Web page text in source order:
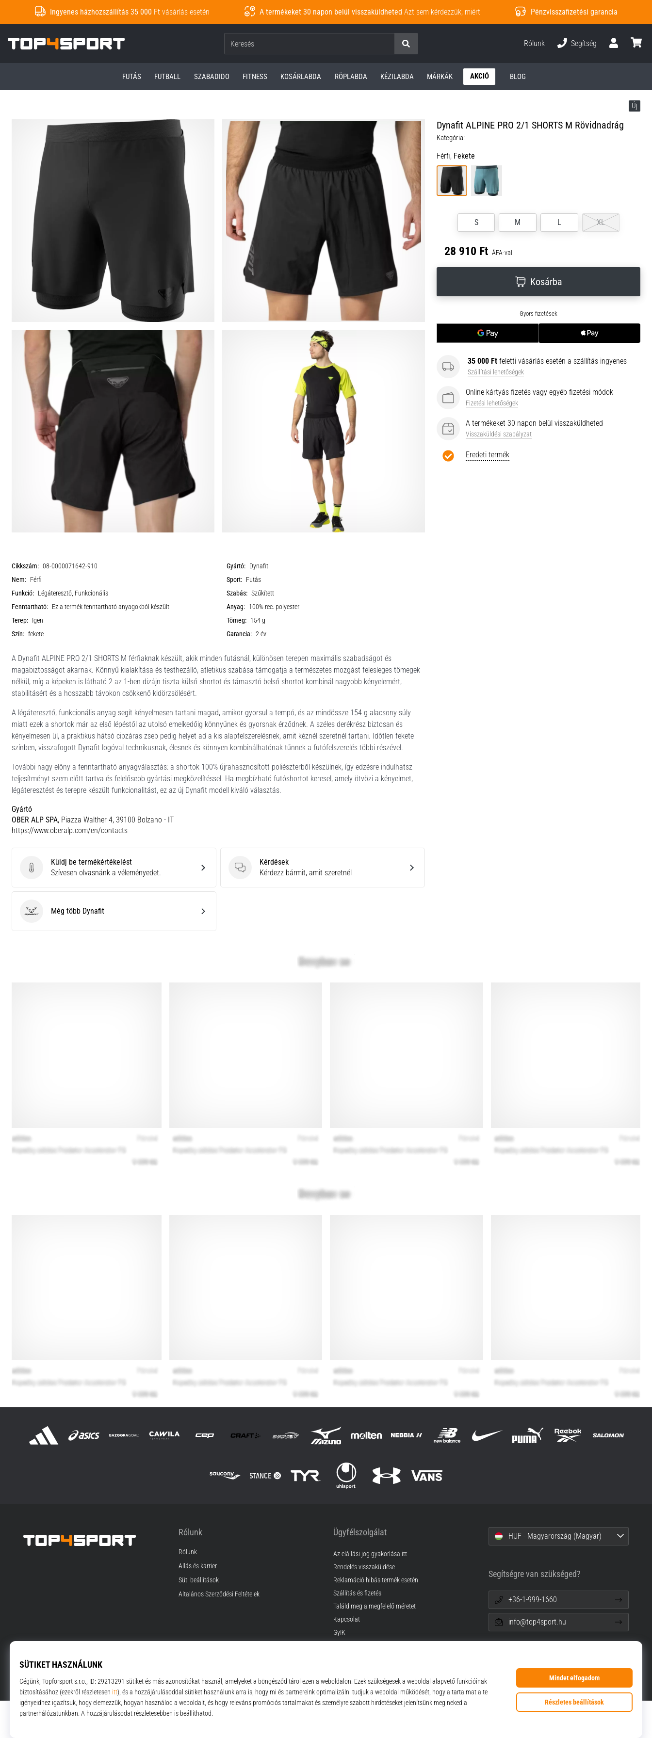
Ingyenes házhozszállítás 35 000 Ft vásárlás esetén A termékeket 30 napon belül visszaküldheted Azt sem kérdezzük, miért Pénzvisszafizetési garancia
Top4Sport.hu
Keresés
Rólunk
Segítség
FUTÁS FUTBALL SZABADIDO FITNESS KOSÁRLABDA RÖPLABDA KÉZILABDA MÁRKÁK AKCIÓ BLOG
Új
Dynafit ALPINE PRO 2/1 SHORTS M Rövidnadrág
Kategória:
Férfi, Fekete
S M L XL
28 910 Ft ÁFA-val
Kosárba
35 000 Ft feletti vásárlás esetén a szállítás ingyenes
Szállítási lehetőségek
Online kártyás fizetés vagy egyéb fizetési módok
Fizetési lehetőségek
A termékeket 30 napon belül visszaküldheted
Visszaküldési szabályzat
Eredeti termék
Cikkszám: 08-0000071642-910 Gyártó: Dynafit
Nem: Férfi Sport: Futás
Funkció: Légáteresztő, Funkcionális Szabás: Szűkített
Fenntartható: Ez a termék fenntartható anyagokból készült Anyag: 100% rec. polyester
Terep: Igen Tömeg: 154 g
Szín: fekete Garancia: 2 év
A Dynafit ALPINE PRO 2/1 SHORTS M férfiaknak készült, akik minden futásnál, különösen terepen maximális szabadságot és
magabiztosságot akarnak. Könnyű kialakítása és testhezálló, atletikus szabása támogatja a természetes mozgást felesleges tömegek
nélkül, míg a képeken is látható 2 az 1-ben dizájn tiszta külső shortot és támasztó belső shortot kombinál nagyobb kényelemért,
stabilitásért és a hosszabb távokon csökkenő kidörzsölésért.
A légáteresztő, funkcionális anyag segít kényelmesen tartani magad, amikor gyorsul a tempó, és az mindössze 154 g alacsony súly
miatt ezek a shortok már az első lépéstől az utolsó emelkedőig könnyűnek és gyorsnak érződnek. A széles derékrész biztosan és
kényelmesen ül, a praktikus hátsó cipzáras zseb pedig helyet ad a kis alapfelszerelésnek, amit kéznél szeretnél tartani. Időtlen fekete
színben, visszafogott Dynafit logóval technikusnak, élesnek és könnyen kombinálhatónak tűnnek a futófelszerelés többi részével.
További nagy előny a fenntartható anyagválasztás: a shortok 100% újrahasznosított poliészterből készülnek, így edzésre indulhatsz
teljesítményt szem előtt tartva és felelősebb gyártási megközelítéssel. Ha megbízható futóshortot keresel, amely ötvözi a kényelmet,
légáteresztést és terepre készült funkcionalitást, ez az új Dynafit modell kiváló választás.
Gyártó
OBER ALP SPA, Piazza Walther 4, 39100 Bolzano - IT
https://www.oberalp.com/en/contacts
Küldj be termékértékelést
Küldj be termékértékelést
Szívesen olvasnánk a véleményedet.
Kérdések
Kérdések
Kérdezz bármit, amit szeretnél
DynafitMég több Dynafit
Rólunk
Rólunk
Állás és karrier
Süti beállítások
Általános Szerződési Feltételek
Ügyfélszolgálat
Az elállási jog gyakorlása itt
Rendelés visszaküldése
Reklamáció hibás termék esetén
Szállítás és fizetés
Találd meg a megfelelő méretet
Kapcsolat
GyIK
HUF - Magyarország (Magyar)
Segítségre van szükséged?
+36-1-999-1660
info@top4sport.hu
© 2010 – 2026 Top4Sport.hu